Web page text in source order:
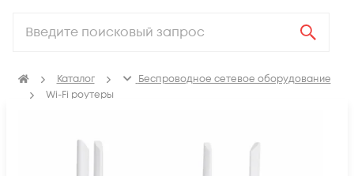
Каталог
Беспроводное сетевое оборудование
Wi-Fi роутеры